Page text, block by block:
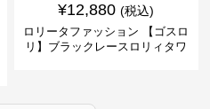
¥12,880 (税込)
ロリータファッション 【ゴスロ
リ】ブラックレースロリィタワ